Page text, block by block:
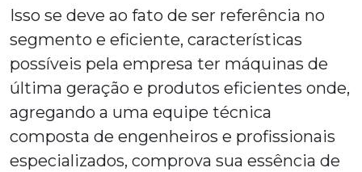
Isso se deve ao fato de ser referência no
segmento e eficiente, características
possíveis pela empresa ter máquinas de
última geração e produtos eficientes onde,
agregando a uma equipe técnica
composta de engenheiros e profissionais
especializados, comprova sua essência de